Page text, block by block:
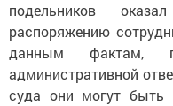
подельников
распоряжению
данным фактам,
административной
суда они могут быть